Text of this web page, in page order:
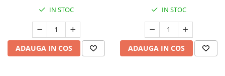
Verde
IN STOC
ADAUGA IN COS
Galben
IN STOC
ADAUGA IN COS